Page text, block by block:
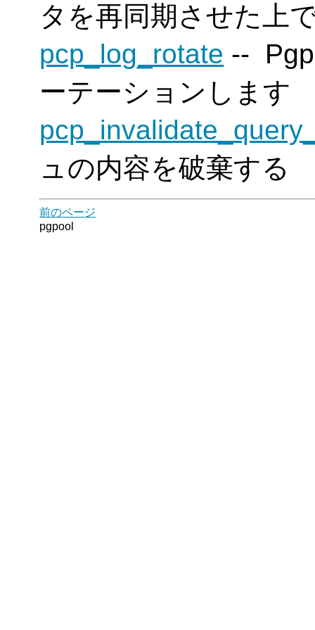
タを再同期させた上
pcp_log_rotate --
ーテーションします
ュの内容を破棄する
前のページ
pgpool